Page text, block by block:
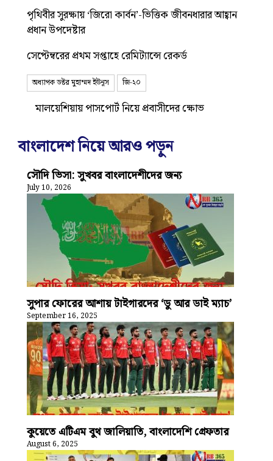
পৃথিবীর সুরক্ষায় ‘জিরো কার্বন’-ভিত্তিক জীবনধারার আহ্বান
প্রধান উপদেষ্টার
সেপ্টেম্বরের প্রথম সপ্তাহে রেমিট্যান্সে রেকর্ড
অধ্যাপক ডক্টর মুহাম্মদ ইউনূস জি-২০
মালয়েশিয়ায় পাসপোর্ট নিয়ে প্রবাসীদের ক্ষোভ
বাংলাদেশ নিয়ে আরও পড়ুন
সৌদি ভিসা: সুখবর বাংলাদেশীদের জন্য
July 10, 2026
সুপার ফোরের আশায় টাইগারদের ‘ডু আর ডাই ম্যাচ’
September 16, 2025
কুয়েতে এটিএম বুথ জালিয়াতি, বাংলাদেশি গ্রেফতার
August 6, 2025